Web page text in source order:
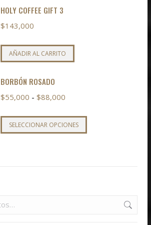
HOLY COFFEE GIFT 3
$143,000
AÑADIR AL CARRITO
BORBÓN ROSADO
$55,000 - $88,000Rango
precios:
desde
SELECCIONAR OPCIONES
producto